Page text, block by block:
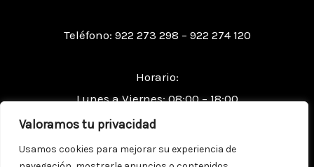
Valoramos tu privacidad
Usamos cookies para mejorar su experiencia de
Teléfono: 922 273 298 – 922 274 120
Horario:
Lunes a Viernes: 08:00 – 18:00
Sábados: 09:00 – 13:00